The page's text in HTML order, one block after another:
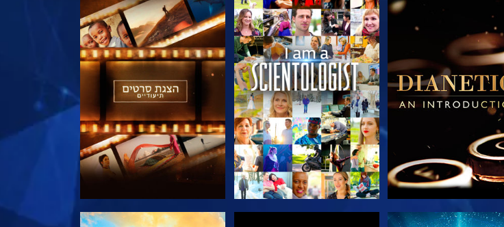
בדוק את הסדרה בדוק את הסדרה בדוק את הסדרה